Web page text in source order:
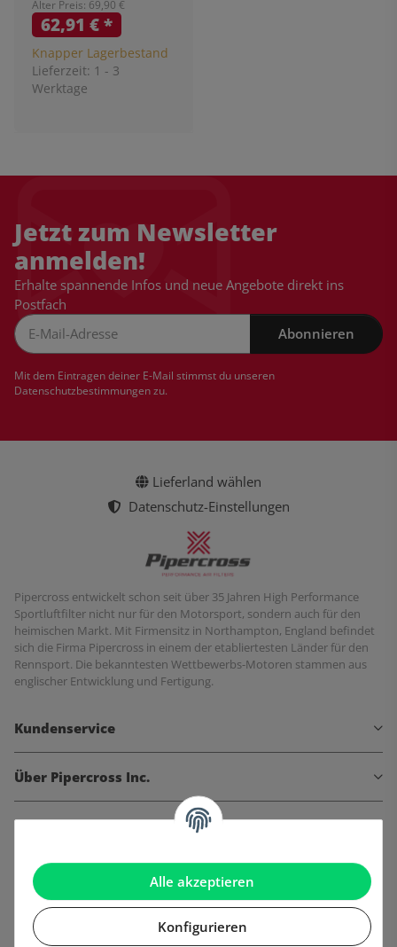
Alle akzeptieren
Konfigurieren
Alter Preis: 69,90 €
62,91 €*
Knapper Lagerbestand
Lieferzeit: 1 - 3
Werktage
Jetzt zum Newsletter
anmelden!
Erhalte spannende Infos und neue Angebote direkt ins
Postfach
Abonnieren
Mit dem Eintragen deiner E-Mail stimmst du unseren
Datenschutzbestimmungenzu.
Lieferland wählen
Datenschutz-Einstellungen
Pipercross entwickelt schon seit über 35 Jahren High Performance
Sportluftfilter nicht nur für den Motorsport, sondern auch für den
heimischen Markt. Mit Firmensitz in Northampton, England befindet
sich die Firma Pipercross in einem der etabliertesten Länder für den
Rennsport. Die bekanntesten Wettbewerbs-Motoren stammen aus
englischer Entwicklung und Fertigung.
Kundenservice
Über Pipercross Inc.
Informationen
Gesetzliche Informationen